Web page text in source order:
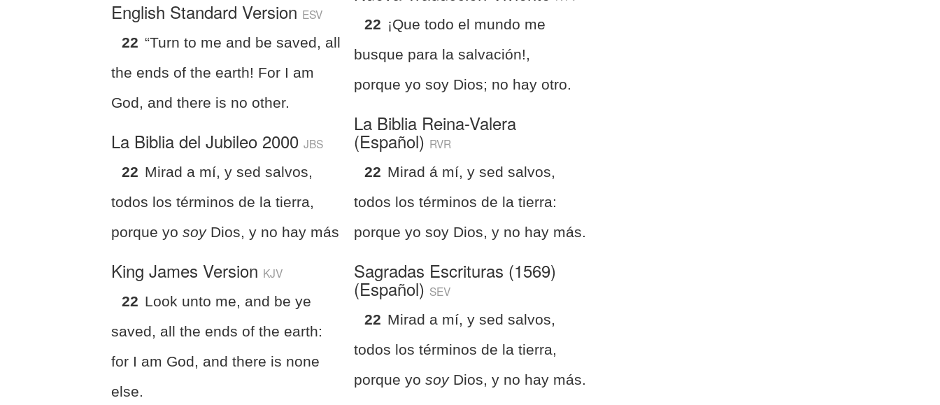
English Standard Version ESV
22 “Turn to me and be saved, all
the ends of the earth! For I am
God, and there is no other.
La Biblia del Jubileo 2000JBS
22 Mirad a mí, y sed salvos,
todos los términos de la tierra,
porque yosoyDios, y no hay más
King James Version KJV
22 Look unto me, and be ye
saved, all the ends of the earth:
for I am God, and there is none
else.
22 ¡Que todo el mundo me
busque para la salvación!,
porque yo soy Dios; no hay otro.
La Biblia Reina-Valera
(Español) RVR
22 Mirad á mí, y sed salvos,
todos los términos de la tierra:
porque yo soy Dios, y no hay más.
Sagradas Escrituras (1569)
(Español) SEV
22 Mirad a mí, y sed salvos,
todos los términos de la tierra,
porque yosoyDios, y no hay más.